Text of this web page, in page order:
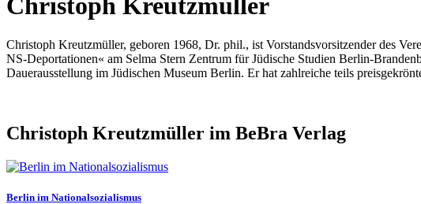
Christoph Kreutzmüller
Christoph Kreutzmüller, geboren 1968, Dr. phil., ist Vorstandsvorsitzender des
NS-Deportationen« am Selma Stern Zentrum für Jüdische Studien Berlin-
Dauerausstellung im Jüdischen Museum Berlin. Er hat zahlreiche teils
Christoph Kreutzmüller im BeBra Verlag
Berlin im Nationalsozialismus